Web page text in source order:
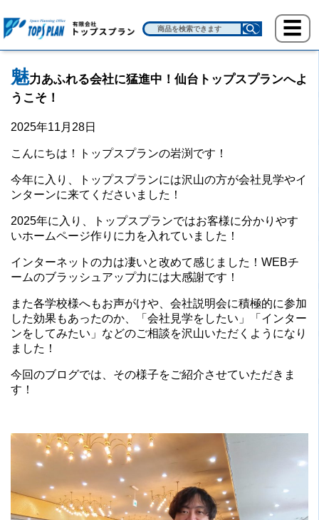
魅力あふれる会社に猛進中！仙台トップスプランへよ
うこそ！
2025年11月28日
こんにちは！トップスプランの岩渕です！
今年に入り、トップスプランには沢山の方が会社見学やイ
ンターンに来てくださいました！
2025年に入り、トップスプランではお客様に分かりやす
いホームページ作りに力を入れていました！
インターネットの力は凄いと改めて感じました！WEBチ
ームのブラッシュアップ力には大感謝です！
また各学校様へもお声がけや、会社説明会に積極的に参加
した効果もあったのか、「会社見学をしたい」「インター
ンをしてみたい」などのご相談を沢山いただくようになり
ました！
今回のブログでは、その様子をご紹介させていただきま
す！